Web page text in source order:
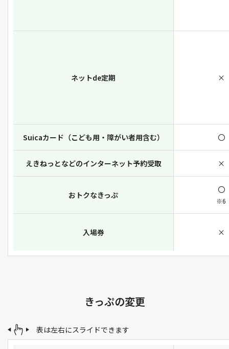
ネットde定期 ×
Suicaカード （こども用・障がい者用含む） 〇
えきねっとなどのインターネット予約受取 ×
おトクなきっぷ
〇
※6
入場券 ×
きっぷの変更
表は左右にスライドできます